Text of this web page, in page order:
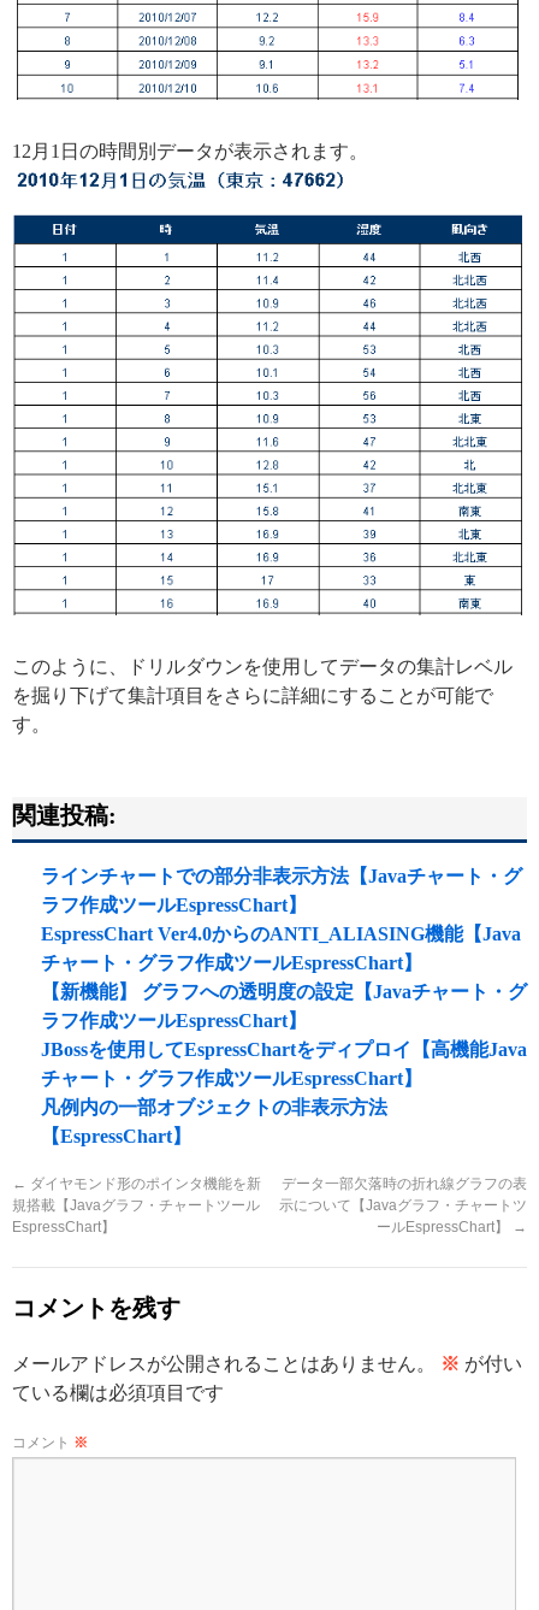
12月1日の時間別データが表示されます。
このように、ドリルダウンを使用してデータの集計レベル
を掘り下げて集計項目をさらに詳細にすることが可能で
す。
関連投稿:
ラインチャートでの部分非表示方法【Javaチャート・グ
ラフ作成ツールEspressChart】
EspressChart Ver4.0からのANTI_ALIASING機能【Java
チャート・グラフ作成ツールEspressChart】
【新機能】 グラフへの透明度の設定【Javaチャート・グ
ラフ作成ツールEspressChart】
JBossを使用してEspressChartをディプロイ【高機能Java
チャート・グラフ作成ツールEspressChart】
凡例内の一部オブジェクトの非表示方法
【EspressChart】
← ダイヤモンド形のポインタ機能を新
規搭載【Javaグラフ・チャートツール
EspressChart】
データ一部欠落時の折れ線グラフの表
示について【Javaグラフ・チャートツ
ールEspressChart】
→
コメントを残す
メールアドレスが公開されることはありません。 ※ が付い
ている欄は必須項目です
コメント ※